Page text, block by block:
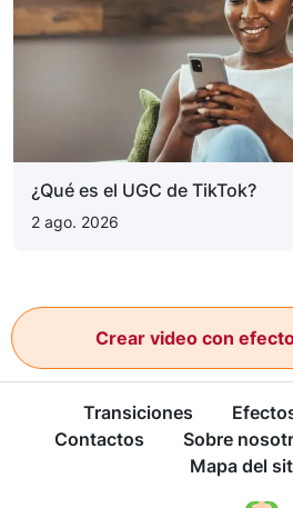
¿Qué es el UGC de TikTok?
2 ago. 2026
Crear video con
Transiciones
Contactos
Sobre
Mapa del